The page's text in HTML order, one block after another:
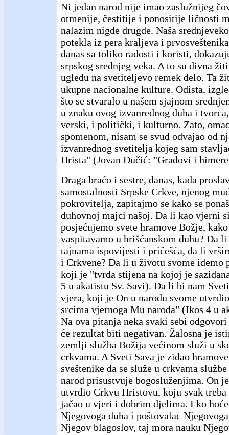
Ni jedan narod nije imao zaslužnijeg
otmenije, čestitije i ponositije ličnosti
nalazim nigde drugde. Naša
potekla iz pera kraljeva i
danas sa toliko radosti i koristi,
srpskog srednjeg veka. A to su divna
ugledu na svetiteljevo remek delo. Ta
ukupne nacionalne kulture. Odista,
što se stvaralo u našem sjajnom
u znaku ovog izvanrednog duha i
verski, i politički, i kulturno. Zato,
spomenom, nisam se svud odvajao od
izvanrednog svetitelja kojeg sam
Hrista" (Jovan Dučić: "Gradovi i
Draga braćo i sestre, danas, kada
samostalnosti Srpske Crkve, njenog
pokrovitelja, zapitajmo se kako se
duhovnoj majci našoj. Da li kao vjerni
posjećujemo svete hramove Božje,
vaspitavamo u hrišćanskom duhu? Da
tajnama ispovijesti i pričešća, da li
i Crkvene? Da li u životu svome idemo
koji je "tvrda stijena na kojoj je
5 u akatistu Sv. Savi). Da li bi nam
vjera, koji je On u narodu svome
srcima vjernoga Mu naroda" (Ikos 4 u
Na ova pitanja neka svaki sebi
će rezultat biti negativan. Žalosna je
zemlji služba Božija većinom služi u
crkvama. A Sveti Sava je zidao
sveštenike da se služe u crkvama
narod prisustvuje bogosluženjima. On
utvrdio Crkvu Hristovu, koju svak treba
jačao u vjeri i dobrim djelima. I ko
Njegovoga duha i poštovalac
Njegov blagoslov, taj mora nauku